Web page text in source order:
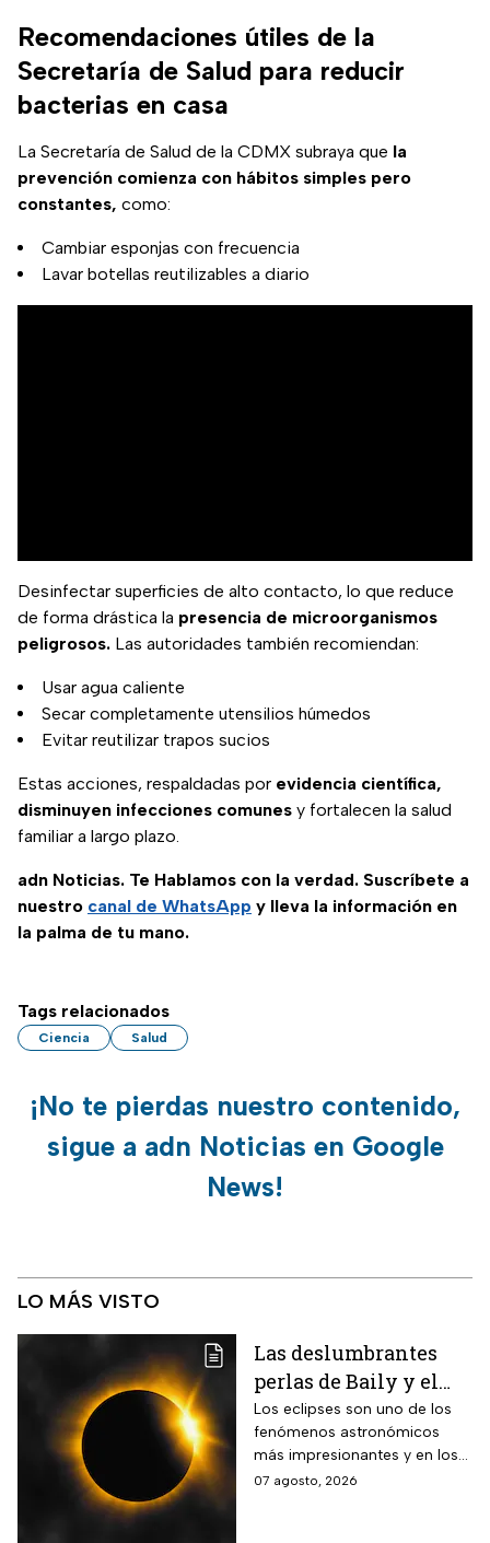
Recomendaciones útiles de la
Secretaría de Salud para reducir
bacterias en casa
La Secretaría de Salud de la CDMX subraya que la
prevención comienza con hábitos simples pero
constantes, como:
Cambiar esponjas con frecuencia
Lavar botellas reutilizables a diario
Desinfectar superficies de alto contacto, lo que reduce
de forma drástica la presencia de microorganismos
peligrosos. Las autoridades también recomiendan:
Usar agua caliente
Secar completamente utensilios húmedos
Evitar reutilizar trapos sucios
Estas acciones, respaldadas por evidencia científica,
disminuyen infecciones comunes y fortalecen la salud
familiar a largo plazo.
adn Noticias. Te Hablamos con la verdad. Suscríbete a
nuestro canal de WhatsApp y lleva la información en
la palma de tu mano.
Tags relacionados
Ciencia Salud
¡No te pierdas nuestro contenido,
sigue a adn Noticias en Google
News!
LO MÁS VISTO
Las deslumbrantes
perlas de Baily y el
anillo de diamantes
que se verán en el
eclipse solar total
Los eclipses son uno de los
fenómenos astronómicos
más impresionantes y en los
próximos días habrá un
07 agosto, 2026